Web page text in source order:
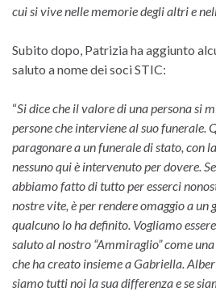
cui si vive nelle memorie degli altri e
Subito dopo, Patrizia ha aggiunto
saluto a nome dei soci STIC:
“Si dice che il valore di una persona si
persone che interviene al suo funerale.
paragonare a un funerale di stato, con
nessuno qui è intervenuto per dovere.
abbiamo fatto di tutto per esserci
nostre vite, è per rendere omaggio a un
qualcuno lo ha definito. Vogliamo
saluto al nostro “Ammiraglio” come
che ha creato insieme a Gabriella.
siamo tutti noi la sua differenza e se